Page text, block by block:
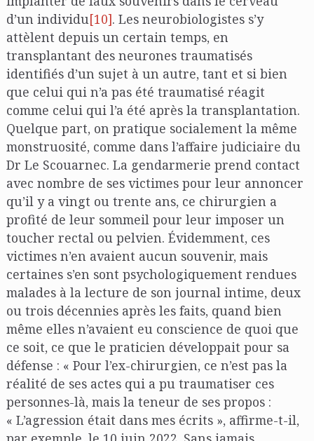
d’un individu[10]. Les neurobiologistes s’y
attèlent depuis un certain temps, en
transplantant des neurones traumatisés
identifiés d’un sujet à un autre, tant et si bien
que celui qui n’a pas été traumatisé réagit
comme celui qui l’a été après la transplantation.
Quelque part, on pratique socialement la même
monstruosité, comme dans l’affaire judiciaire du
Dr Le Scouarnec. La gendarmerie prend contact
avec nombre de ses victimes pour leur annoncer
qu’il y a vingt ou trente ans, ce chirurgien a
profité de leur sommeil pour leur imposer un
toucher rectal ou pelvien. Évidemment, ces
victimes n’en avaient aucun souvenir, mais
certaines s’en sont psychologiquement rendues
malades à la lecture de son journal intime, deux
ou trois décennies après les faits, quand bien
même elles n’avaient eu conscience de quoi que
ce soit, ce que le praticien développait pour sa
défense : « Pour l’ex-chirurgien, ce n’est pas la
réalité de ses actes qui a pu traumatiser ces
personnes-là, mais la teneur de ses propos :
« L’agression était dans mes écrits », affirme-t-il,